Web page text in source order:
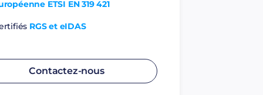
ETSI EN 319 421
RGS et eIDAS
Contactez-nous